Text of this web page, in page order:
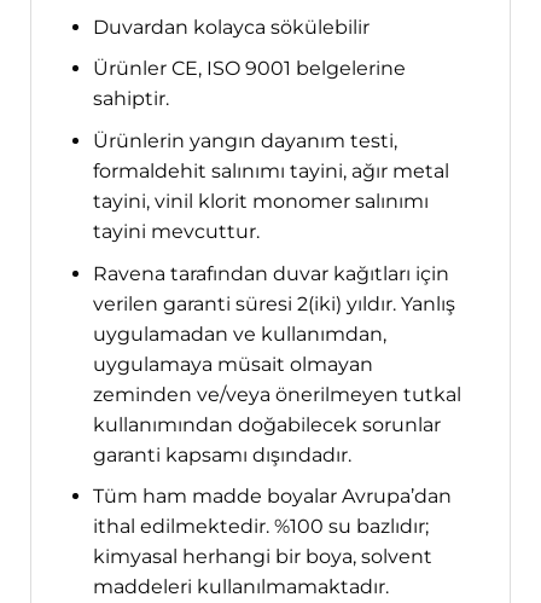
Duvardan kolayca sökülebilir
Ürünler CE, ISO 9001 belgelerine
sahiptir.
Ürünlerin yangın dayanım testi,
formaldehit salınımı tayini, ağır metal
tayini, vinil klorit monomer salınımı
tayini mevcuttur.
Ravena tarafından duvar kağıtları için
verilen garanti süresi 2(iki) yıldır. Yanlış
uygulamadan ve kullanımdan,
uygulamaya müsait olmayan
zeminden ve/veya önerilmeyen tutkal
kullanımından doğabilecek sorunlar
garanti kapsamı dışındadır.
Tüm ham madde boyalar Avrupa’dan
ithal edilmektedir. %100 su bazlıdır;
kimyasal herhangi bir boya, solvent
maddeleri kullanılmamaktadır.